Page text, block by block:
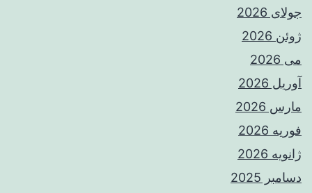
جولای 2026
ژوئن 2026
می 2026
آوریل 2026
مارس 2026
فوریه 2026
ژانویه 2026
دسامبر 2025